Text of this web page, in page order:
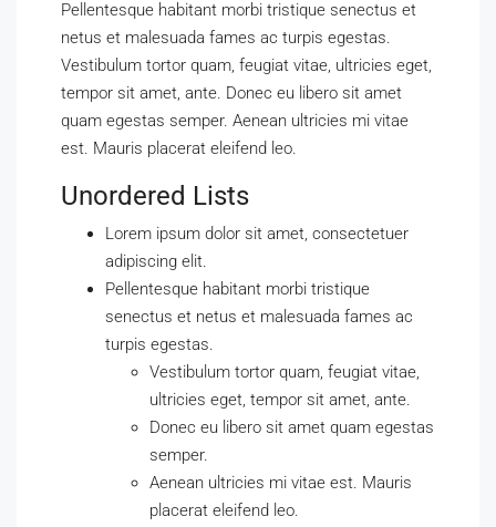
Pellentesque habitant morbi tristique senectus et
netus et malesuada fames ac turpis egestas.
Vestibulum tortor quam, feugiat vitae, ultricies eget,
tempor sit amet, ante. Donec eu libero sit amet
quam egestas semper. Aenean ultricies mi vitae
est. Mauris placerat eleifend leo.
Unordered Lists
Lorem ipsum dolor sit amet, consectetuer
adipiscing elit.
Pellentesque habitant morbi tristique
senectus et netus et malesuada fames ac
turpis egestas.
Vestibulum tortor quam, feugiat vitae,
ultricies eget, tempor sit amet, ante.
Donec eu libero sit amet quam egestas
semper.
Aenean ultricies mi vitae est. Mauris
placerat eleifend leo.